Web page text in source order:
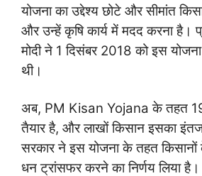
योजना का उद्देश्य छोटे और सीमांत
और उन्हें कृषि कार्य में मदद करना है।
मोदी ने 1 दिसंबर 2018 को इस
थी।
अब, PM Kisan Yojana के तहत
तैयार है, और लाखों किसान इसका
सरकार ने इस योजना के तहत
धन ट्रांसफर करने का निर्णय लिया